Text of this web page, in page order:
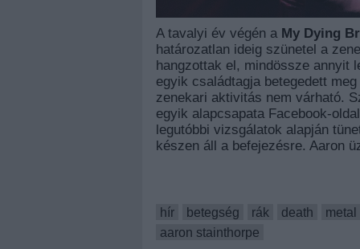
A tavalyi év végén a My Dying
határozatlan ideig szünetel a
hangzottak el, mindössze annyit
egyik családtagja betegedett
zenekari aktivitás nem várható.
egyik alapcsapata Facebook-
legutóbbi vizsgálatok alapján
készen áll a befejezésre. Aaron
hír
betegség rák death metal
aaron stainthorpe